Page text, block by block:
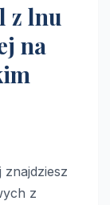
z lnu
na
znajdziesz
z